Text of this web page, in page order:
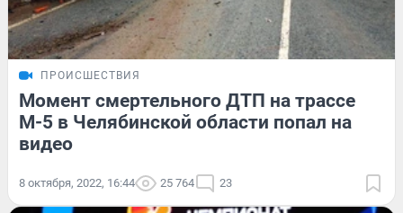
ПРОИСШЕСТВИЯ
Момент смертельного ДТП на трассе
М-5 в Челябинской области попал на
видео
8 октября, 2022, 16:44 25 764 23